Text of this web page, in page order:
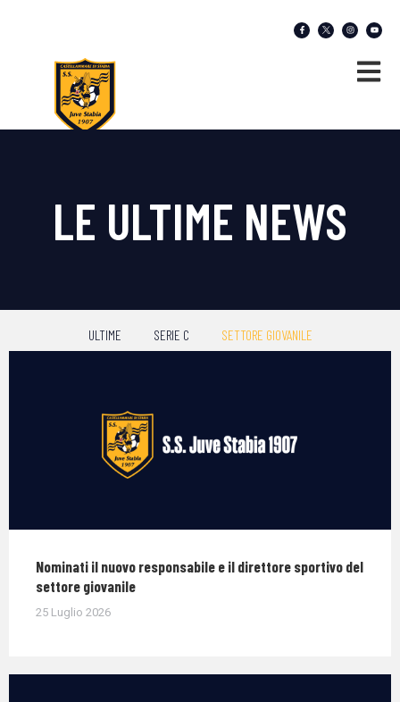
LE ULTIME NEWS
ULTIME SERIE C SETTORE GIOVANILE
Nominati il nuovo responsabile e il direttore sportivo del
settore giovanile
25 Luglio 2026